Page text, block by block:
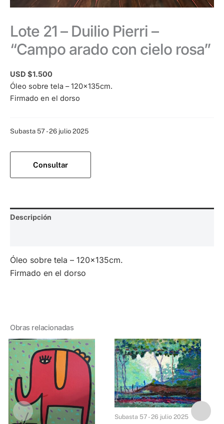
Lote 21 – Duilio Pierri –
“Campo arado con cielo rosa”
USD $1.500
Óleo sobre tela – 120x135cm.
Firmado en el dorso
Subasta 57 - 26 julio 2025
Consultar
Descripción
Óleo sobre tela – 120x135cm.
Firmado en el dorso
Obras relacionadas
Subasta 57 - 26 julio 2025